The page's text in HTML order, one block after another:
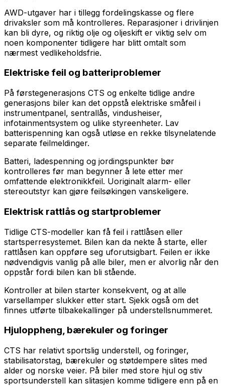
AWD-utgaver har i tillegg fordelingskasse og flere
drivaksler som må kontrolleres. Reparasjoner i drivlinjen
kan bli dyre, og riktig olje og oljeskift er viktig selv om
noen komponenter tidligere har blitt omtalt som
nærmest vedlikeholdsfrie.
Elektriske feil og batteriproblemer
På førstegenerasjons CTS og enkelte tidlige andre
generasjons biler kan det oppstå elektriske småfeil i
instrumentpanel, sentrallås, vindusheiser,
infotainmentsystem og ulike styreenheter. Lav
batterispenning kan også utløse en rekke tilsynelatende
separate feilmeldinger.
Batteri, ladespenning og jordingspunkter bør
kontrolleres før man begynner å lete etter mer
omfattende elektronikkfeil. Uoriginalt alarm- eller
stereoutstyr kan gjøre feilsøkingen vanskeligere.
Elektrisk rattlås og startproblemer
Tidlige CTS-modeller kan få feil i rattlåsen eller
startsperresystemet. Bilen kan da nekte å starte, eller
rattlåsen kan oppføre seg uforutsigbart. Feilen er ikke
nødvendigvis vanlig på alle biler, men er alvorlig når den
oppstår fordi bilen kan bli stående.
Kontroller at bilen starter konsekvent, og at alle
varsellamper slukker etter start. Sjekk også om det
finnes utførte tilbakekallinger på understellsnummeret.
Hjuloppheng, bærekuler og foringer
CTS har relativt sportslig understell, og foringer,
stabilisatorstag, bærekuler og støtdempere slites med
alder og norske veier. På biler med store hjul og stiv
sportsunderstell kan slitasjen komme tidligere enn på en